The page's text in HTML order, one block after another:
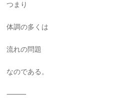
つまり
体調の多くは
流れの問題
なのである。
⸻